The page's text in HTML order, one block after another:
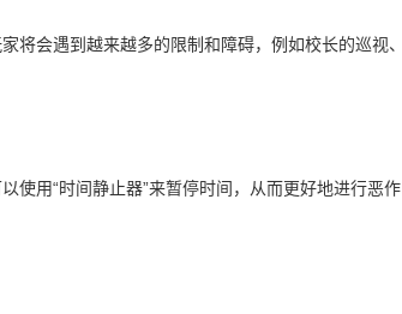
将会遇到越来越多的限制和障碍，例如校长的巡视、
使用“时间静止器”来暂停时间，从而更好地进行恶作